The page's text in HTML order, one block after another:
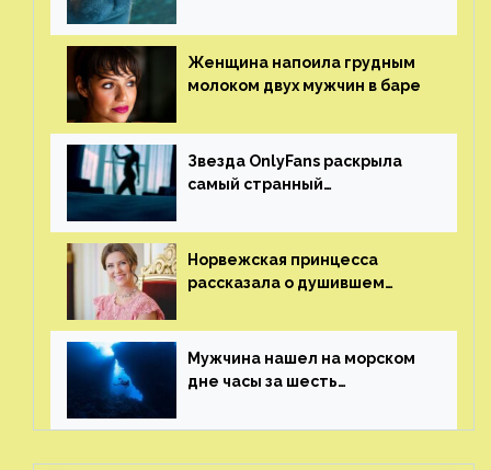
Женщина напоила грудным
молоком двух мужчин в баре
Звезда OnlyFans раскрыла
самый странный
от фаната
Норвежская принцесса
рассказала о душившем
генерала
Мужчина нашел на морском
дне часы за шесть
с помощью пластиковых